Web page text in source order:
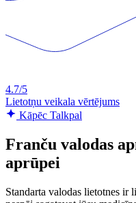
4.7/5
Lietotņu veikala vērtējums
Kāpēc Talkpal
Franču valodas
aprūpei
Standarta valodas lietotnes ir